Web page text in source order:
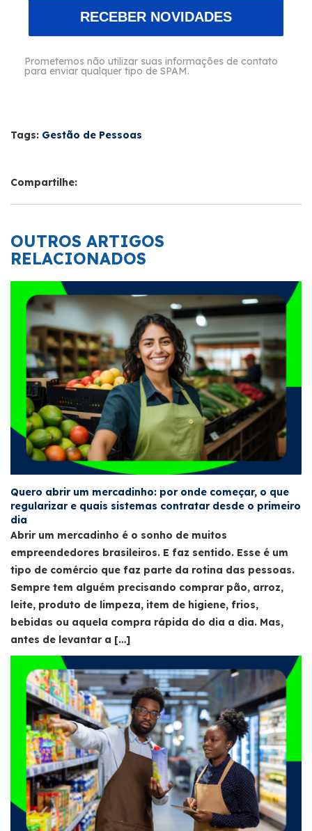
RECEBER NOVIDADES
Prometemos não utilizar suas informações de contato
para enviar qualquer tipo de SPAM.
Tags: Gestão de Pessoas
Compartilhe:
OUTROS ARTIGOS
RELACIONADOS
Quero abrir um mercadinho: por onde começar, o que
regularizar e quais sistemas contratar desde o primeiro
dia
Abrir um mercadinho é o sonho de muitos
empreendedores brasileiros. E faz sentido. Esse é um
tipo de comércio que faz parte da rotina das pessoas.
Sempre tem alguém precisando comprar pão, arroz,
leite, produto de limpeza, item de higiene, frios,
bebidas ou aquela compra rápida do dia a dia. Mas,
antes de levantar a […]